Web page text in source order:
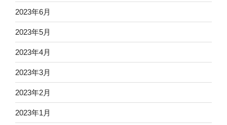
2023年6月
2023年5月
2023年4月
2023年3月
2023年2月
2023年1月